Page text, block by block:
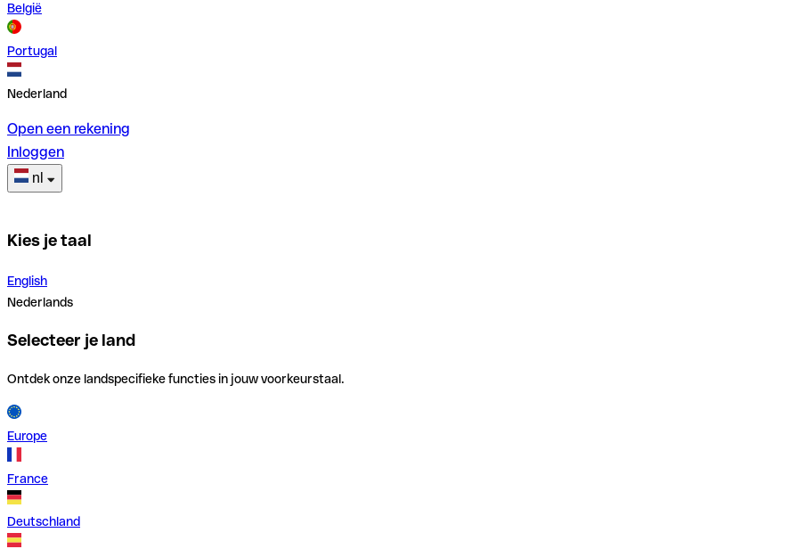
België
Portugal
Nederland
Open een rekening
Inloggen
nl
Kies je taal
English
Nederlands
Selecteer je land
Ontdek onze landspecifieke functies in jouw voorkeurstaal.
Europe
France
Deutschland